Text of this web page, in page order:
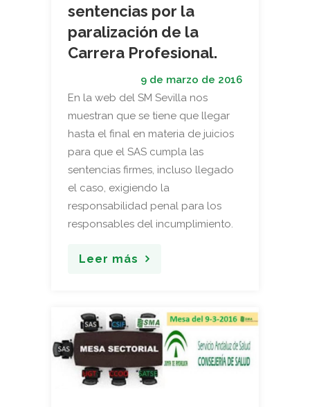
sentencias por la
paralización de la
Carrera Profesional.
9 de marzo de 2016
En la web del SM Sevilla nos
muestran que se tiene que llegar
hasta el final en materia de juicios
para que el SAS cumpla las
sentencias firmes, incluso llegado
el caso, exigiendo la
responsabilidad penal para los
responsables del incumplimiento.
Leer más